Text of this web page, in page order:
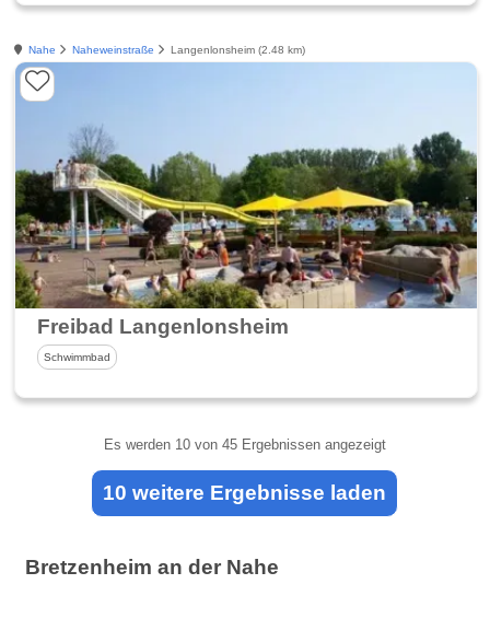
Nahe Naheweinstraße Langenlonsheim (2.48 km)
Freibad Langenlonsheim
Schwimmbad
Es werden 10von 45 Ergebnissen angezeigt
10 weitere Ergebnisse laden
Bretzenheim an der Nahe